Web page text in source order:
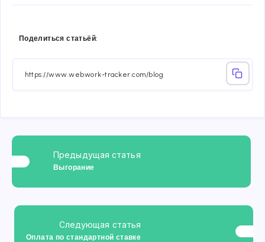
Поделиться статьёй:
Email
Предыдущая статья
Выгорание
Следующая статья
Оплата по стандартной ставке